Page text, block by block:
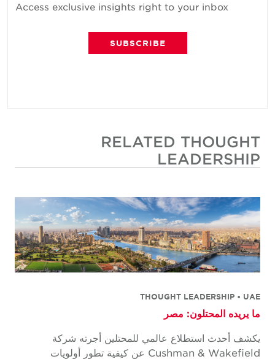
Access exclusive insights right to your inbox
SUBSCRIBE
RELATED THOUGHT
LEADERSHIP
THOUGHT LEADERSHIP • UAE
ما يريده المحتلون: مصر
يكشف أحدث استطلاع عالمي للمحتلين أجرته شركة
Cushman & Wakefield عن كيفية تطور أولويات